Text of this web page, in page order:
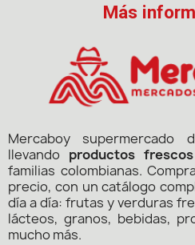
Más
Mercaboy supermercado
llevando productos frescos
familias colombianas.
precio, con un catálogo
día a día: frutas y verduras
lácteos, granos, bebidas,
mucho más.